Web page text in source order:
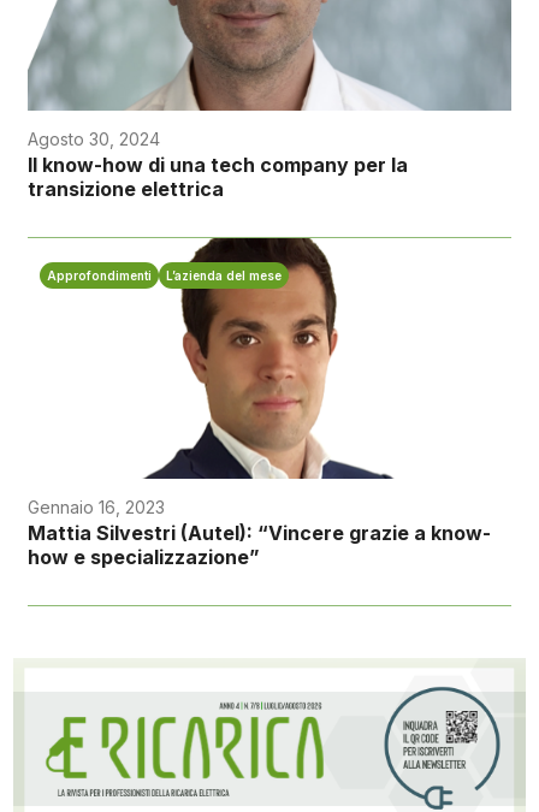
Agosto 30, 2024
Il know-how di una tech company per la
transizione elettrica
Approfondimenti L’azienda del mese
Gennaio 16, 2023
Mattia Silvestri (Autel): “Vincere grazie a know-
how e specializzazione”